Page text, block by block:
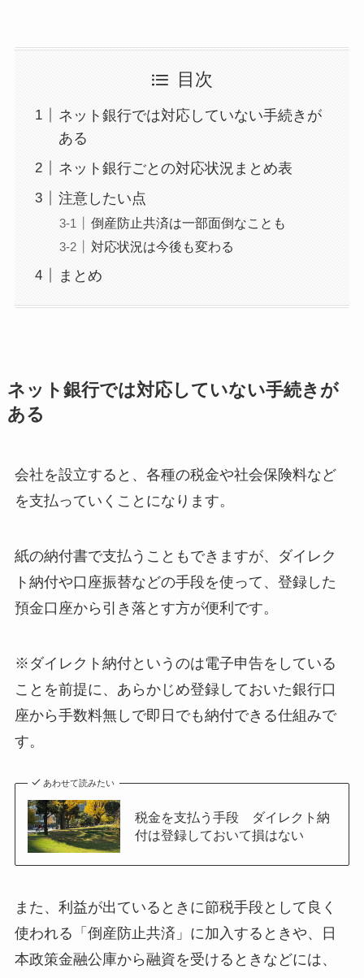
目次
ネット銀行では対応していない手続きが
ある
ネット銀行ごとの対応状況まとめ表
注意したい点
倒産防止共済は一部面倒なことも
対応状況は今後も変わる
まとめ
ネット銀行では対応していない手続きが
ある
会社を設立すると、各種の税金や社会保険料など
を支払っていくことになります。
紙の納付書で支払うこともできますが、ダイレク
ト納付や口座振替などの手段を使って、登録した
預金口座から引き落とす方が便利です。
※ダイレクト納付というのは電子申告をしている
ことを前提に、あらかじめ登録しておいた銀行口
座から手数料無しで即日でも納付できる仕組みで
す。
あわせて読みたい
税金を支払う手段 ダイレクト納
付は登録しておいて損はない
また、利益が出ているときに節税手段として良く
使われる「倒産防止共済」に加入するときや、日
本政策金融公庫から融資を受けるときなどには、